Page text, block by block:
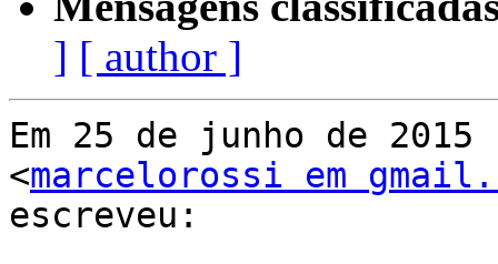
] [ author ]
Em 25 de junho de
<marcelorossi em
escreveu: